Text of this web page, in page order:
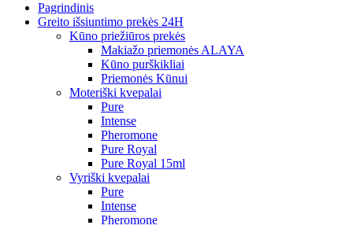
Pagrindinis
Greito išsiuntimo prekės 24H
Kūno priežiūros prekės
Makiažo priemonės ALAYA
Kūno purškikliai
Priemonės Kūnui
Moteriški kvepalai
Pure
Intense
Pheromone
Pure Royal
Pure Royal 15ml
Vyriški kvepalai
Pure
Intense
Pheromone